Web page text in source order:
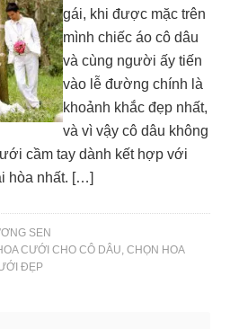
gái, khi được mặc trên
mình chiếc áo cô dâu
và cùng người ấy tiến
vào lễ đường chính là
khoảnh khắc đẹp nhất,
và vì vậy cô dâu không
cầm tay dành kết hợp với
hòa nhất. […]
SEN
CƯỚI CHO CÔ DÂU,CHỌN HOA
ĐẸP